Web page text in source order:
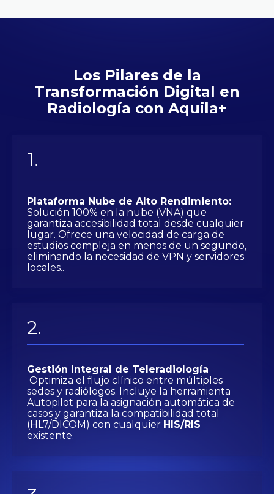
Los Pilares de la
Transformación Digital en
Radiología con Aquila+
Plataforma Nube de Alto Rendimiento:
Solución 100% en la nube (VNA) que
garantiza accesibilidad total desde cualquier
lugar. Ofrece una velocidad de carga de
estudios compleja en menos de un segundo,
eliminando la necesidad de VPN y servidores
locales..
Gestión Integral de Teleradiología
Optimiza el flujo clínico entre múltiples
sedes y radiólogos. Incluye la herramienta
Autopilot para la asignación automática de
casos y garantiza la compatibilidad total
(HL7/DICOM) con cualquier HIS/RIS
existente.